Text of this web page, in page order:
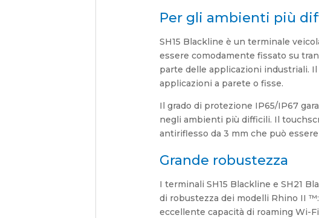
Per gli ambienti più
SH15 Blackline è un terminale
essere comodamente fissato su
parte delle applicazioni industriali.
applicazioni a parete o fisse.
Il grado di protezione IP65/IP67
negli ambienti più difficili. Il
antiriflesso da 3 mm che può
Grande robustezza
I terminali SH15 Blackline e SH21
di robustezza dei modelli Rhino II
eccellente capacità di roaming Wi-